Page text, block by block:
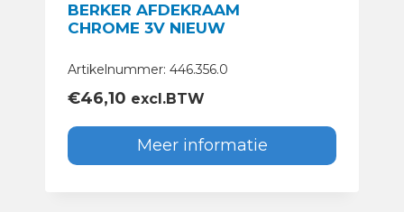
BERKER AFDEKRAAM
CHROME 3V NIEUW
Artikelnummer: 446.356.0
€46,10 excl.BTW
Meer informatie